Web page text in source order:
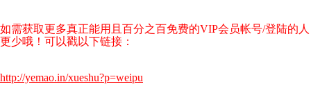
如需获取更多真正能用且百分之百免费的VIP会员帐号/登陆的人
更少哦！可以戳以下链接：
http://yemao.in/xueshu?p=weipu